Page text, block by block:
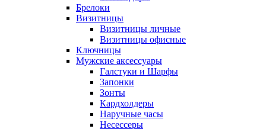
Брелоки
Визитницы
Визитницы личные
Визитницы офисные
Ключницы
Мужские аксессуары
Галстуки и Шарфы
Запонки
Зонты
Кардхолдеры
Наручные часы
Несессеры